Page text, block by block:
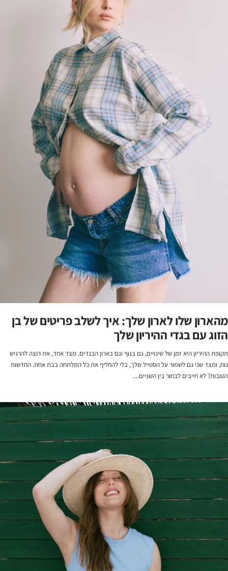
מהארון שלו לארון שלך: איך לשלב פריטים של בן
הזוג עם בגדי ההיריון שלך
תקופת ההיריון היא זמן של שינויים, גם בגוף וגם בארון הבגדים. מצד אחד, את רוצה להרגיש
נוח, ומצד שני גם לשמור על הסטייל שלך, בלי להחליף את כל המלתחה בבת אחת. החדשות
הטובות? לא חייבים לבחור בין השניים....